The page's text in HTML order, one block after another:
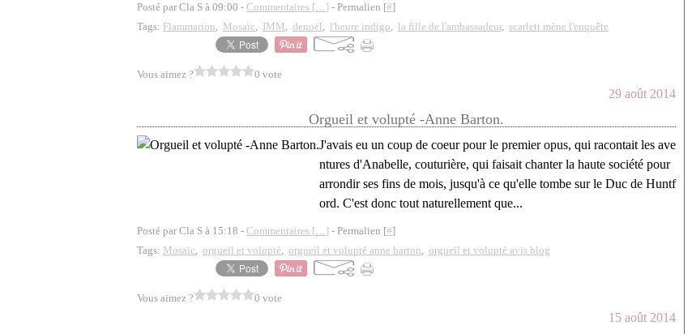
Posté par Cla S à 09:00 - Commentaires […] - Permalien [#]
Tags: Flammarion, Mosaïc, IMM, denoël, l'heure indigo, la fille de l'ambassadeur, scarlett mène l'enquête
Vous aimez ? 0 vote
29 août 2014
Orgueil et volupté -Anne Barton.
J'avais eu un coup de coeur pour le premier opus, qui racontait les ave
ntures d'Anabelle, couturière, qui faisait chanter la haute société pour
arrondir ses fins de mois, jusqu'à ce qu'elle tombe sur le Duc de Huntf
ord. C'est donc tout naturellement que...
Posté par Cla S à 15:18 - Commentaires […] - Permalien [#]
Tags: Mosaïc, orgueil et volupté, orgueil et volupté anne barton, orgueil et volupté avis blog
Vous aimez ? 0 vote
15 août 2014